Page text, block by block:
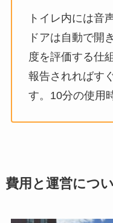
トイレ内には音
ドアは自動で開
度を評価する仕
報告されればす
す。10分の使用
費用と運営につ